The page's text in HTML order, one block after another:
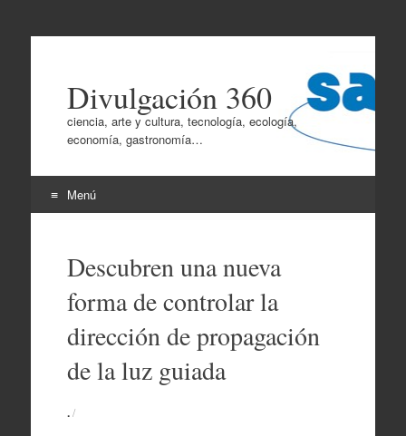
Divulgación 360
ciencia, arte y cultura, tecnología, ecología,
economía, gastronomía…
Menú
contenidoDescubren una nueva
forma de controlar la
dirección de propagación
de la luz guiada
./